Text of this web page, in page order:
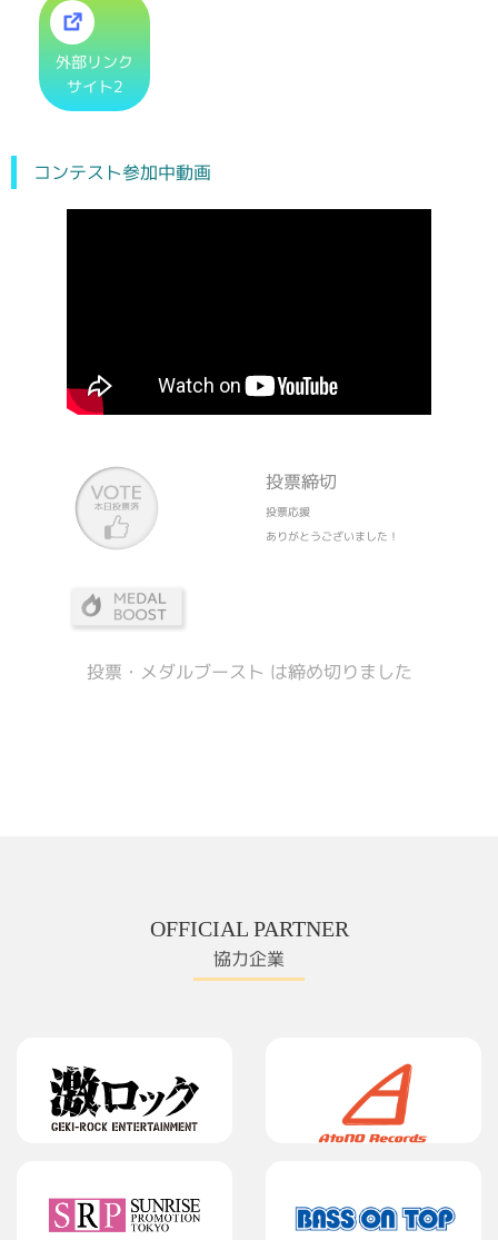
外部リンク
サイト2
コンテスト参加中動画
投票締切
投票応援
ありがとうございました！
投票・メダルブースト は締め切りました
OFFICIAL PARTNER
協力企業